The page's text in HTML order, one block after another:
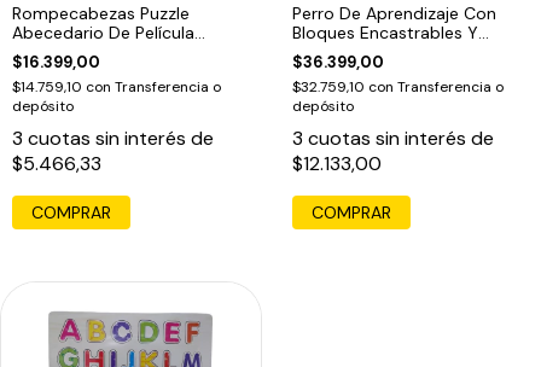
Rompecabezas Puzzle
Abecedario De Película
Disney 35 Piezas
$16.399,00
$14.759,10 con Transferencia o
depósito
3 cuotas sin interés de
$5.466,33
Perro De Aprendizaje Con
Bloques Encastrables Y
Letras
$36.399,00
$32.759,10 con Transferencia o
depósito
3 cuotas sin interés de
$12.133,00